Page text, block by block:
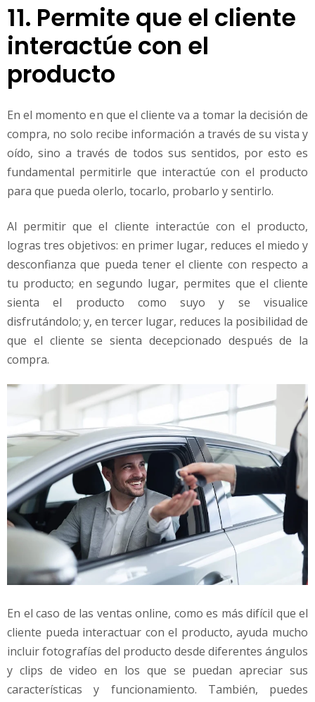
11. Permite que el cliente
interactúe con el
producto
En el momento en que el cliente va a tomar la decisión de
compra, no solo recibe información a través de su vista y
oído, sino a través de todos sus sentidos, por esto es
fundamental permitirle que interactúe con el producto
para que pueda olerlo, tocarlo, probarlo y sentirlo.
Al permitir que el cliente interactúe con el producto,
logras tres objetivos: en primer lugar, reduces el miedo y
desconfianza que pueda tener el cliente con respecto a
tu producto; en segundo lugar, permites que el cliente
sienta el producto como suyo y se visualice
disfrutándolo; y, en tercer lugar, reduces la posibilidad de
que el cliente se sienta decepcionado después de la
compra.
En el caso de las ventas online, como es más difícil que el
cliente pueda interactuar con el producto, ayuda mucho
incluir fotografías del producto desde diferentes ángulos
y clips de video en los que se puedan apreciar sus
características y funcionamiento. También, puedes